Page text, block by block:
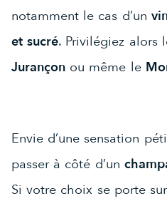
notamment le cas d’un
et sucré. Privilégiez alors
Jurançon ou même le
Envie d’une sensation
passer à côté d’un
Si votre choix se porte